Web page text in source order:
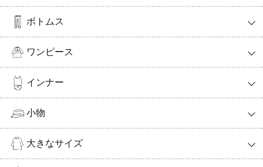
ボトムス
ワンピース
インナー
小物
大きなサイズ